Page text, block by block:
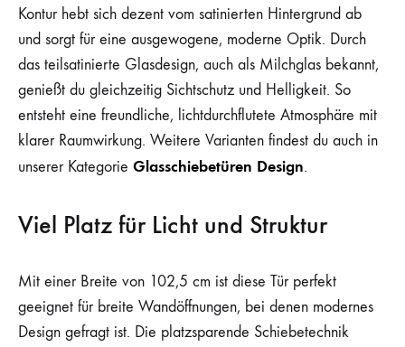
Kontur hebt sich dezent vom satinierten Hintergrund ab
und sorgt für eine ausgewogene, moderne Optik. Durch
das teilsatinierte Glasdesign, auch als Milchglas bekannt,
genießt du gleichzeitig Sichtschutz und Helligkeit. So
entsteht eine freundliche, lichtdurchflutete Atmosphäre mit
klarer Raumwirkung. Weitere Varianten findest du auch in
unserer Kategorie Glasschiebetüren Design.
Viel Platz für Licht und Struktur
Mit einer Breite von 102,5 cm ist diese Tür perfekt
geeignet für breite Wandöffnungen, bei denen modernes
Design gefragt ist. Die platzsparende Schiebetechnik